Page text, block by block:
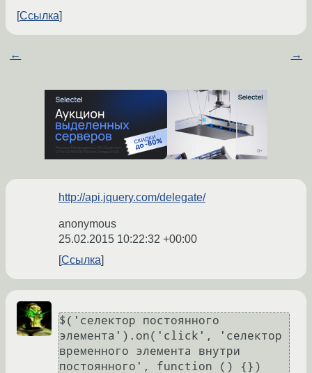
Ссылка
← →
http://api.jquery.com/delegate/
anonymous
25.02.2015 10:22:32 +00:00
Ссылка
$('селектор постоянного
элемента').on('click', 'селектор
временного элемента внутри
постоянного', function () {})